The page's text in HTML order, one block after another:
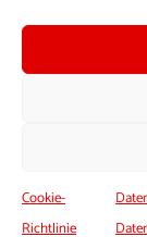
Cookie-
Richtlinie